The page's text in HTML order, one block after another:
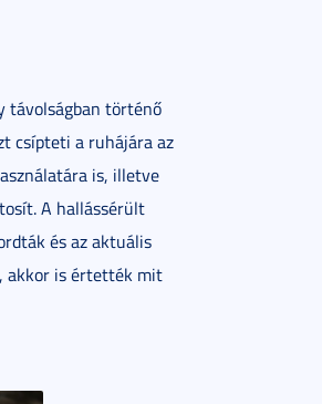
távolságban történő
csípteti a ruhájára az
is, illetve
A hallássérült
és az aktuális
akkor is értették mit